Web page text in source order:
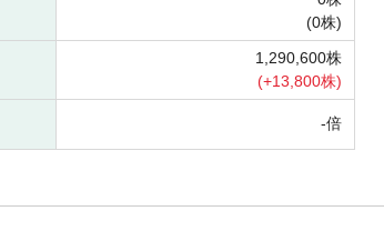
(0株)
1,290,600株
(+13,800株)
-倍